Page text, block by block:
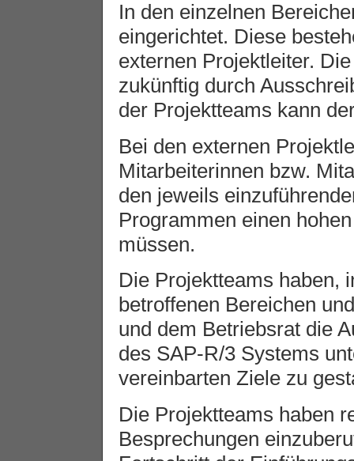
In den einzelnen
eingerichtet. Diese
externen Projektleiter.
zukünftig durch
der Projektteams kann
Bei den externen
Mitarbeiterinnen bzw.
den jeweils
Programmen einen
müssen.
Die Projektteams haben,
betroffenen Bereichen
und dem Betriebsrat die
des SAP-R/3 Systems
vereinbarten Ziele zu
Die Projektteams haben
Besprechungen